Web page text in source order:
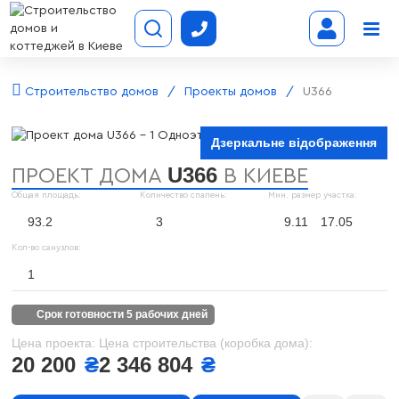
Строительство домов Проекты домов U366
Дзеркальне відображення
ПРОЕКТ ДОМА U366 В КИЕВЕ
Общая площадь:
93.2
Количество спалень:
3
Мин. размер участка:
9.11 17.05
Кол-во санузлов:
1
срок готовности 5 рабочих дней
Цена проекта:
20 200 ₴
Цена строительства (коробка дома):
2 346 804 ₴